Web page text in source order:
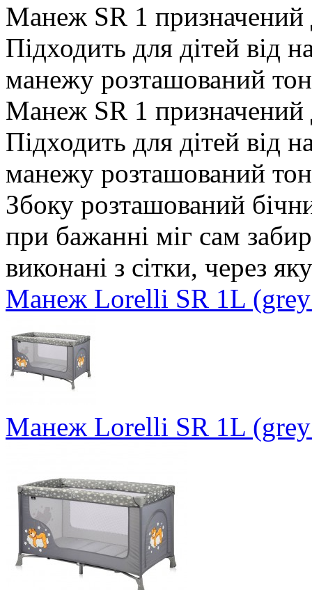
Манеж SR 1 призначений
Підходить для дітей від
манежу розташований
Манеж SR 1 призначений
Підходить для дітей від
манежу розташований
Збоку розташований
при бажанні міг сам
виконані з сітки, через
Манеж Lorelli SR 1L
Манеж Lorelli SR 1L